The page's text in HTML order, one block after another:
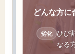
どんな方に
劣化 ひび
なる